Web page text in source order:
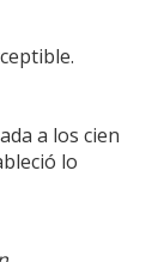
a los cien
lo